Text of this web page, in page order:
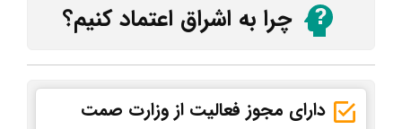
چرا به اشراق اعتماد کنیم؟
دارای مجوز فعالیت از وزارت صمت